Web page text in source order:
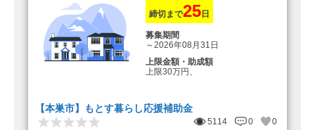
締切まで25日
募集期間
～2026年08月31日
上限金額・助成額
上限30万円、
【本巣市】もとす暮らし応援補助金
5114 0
0